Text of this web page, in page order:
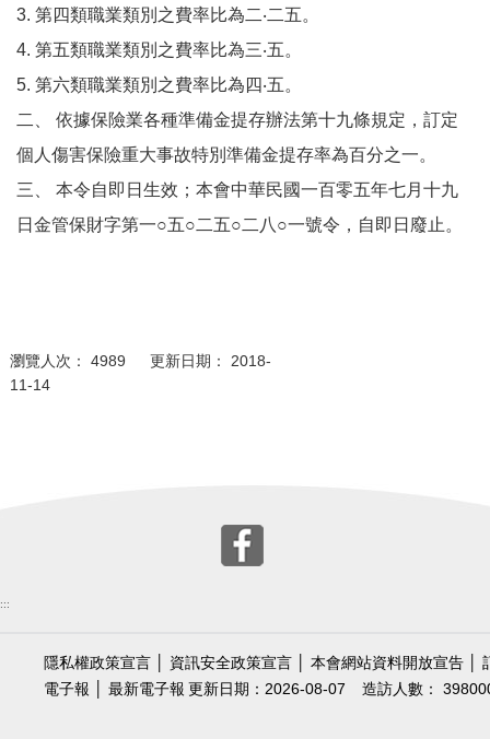
3. 第四類職業類別之費率比為二‧二五。
4. 第五類職業類別之費率比為三‧五。
5. 第六類職業類別之費率比為四‧五。
二、 依據保險業各種準備金提存辦法第十九條規定，訂定
個人傷害保險重大事故特別準備金提存率為百分之一。
三、 本令自即日生效；本會中華民國一百零五年七月十九
日金管保財字第一○五○二五○二八○一號令，自即日廢止。
瀏覽人次： 4989 更新日期： 2018-
11-14
:::
隱私權政策宣言 資訊安全政策宣言 本會網站資料開放宣告
電子報
最新電子報 造訪人數：
更新日期：2026-08-07